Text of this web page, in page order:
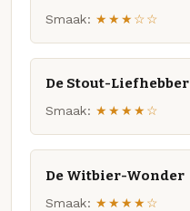
Smaak: ★★★☆☆
De Stout-Liefhebber
Smaak: ★★★★☆
De Witbier-Wonder
Smaak: ★★★★☆